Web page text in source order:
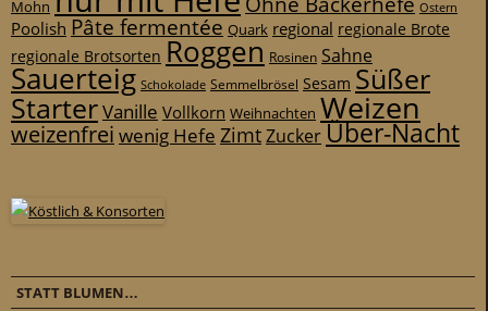
Mohn Ostern
Poolish Pâte fermentée Quark regional regionale Brote
regionale Brotsorten Roggen Rosinen Sahne
Sauerteig Schokolade Semmelbrösel Sesam Süßer
StarterVanille Vollkorn Weihnachten Weizen
weizenfrei wenig Hefe ZimtZuckerÜber-Nacht
STATT BLUMEN…